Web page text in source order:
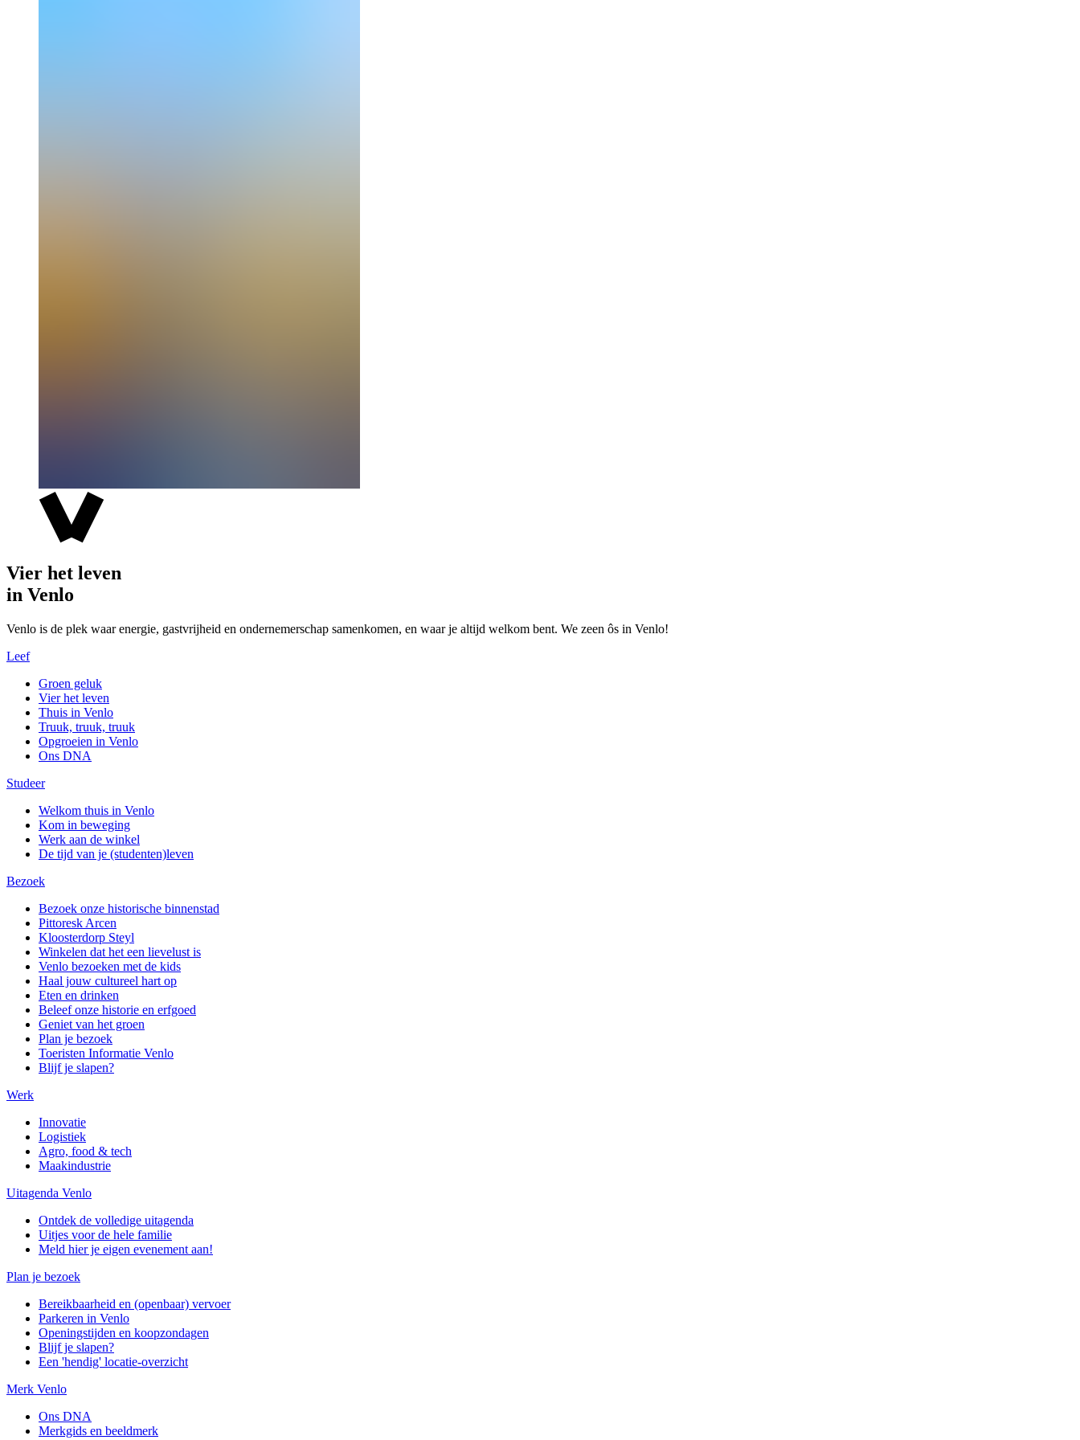
Vier het leven
in Venlo
Venlo is de plek waar energie, gastvrijheid en ondernemerschap samenkomen, en waar je altijd welkom bent. We zeen ôs in Venlo!
Leef
Groen geluk
Vier het leven
Thuis in Venlo
Truuk, truuk, truuk
Opgroeien in Venlo
Ons DNA
Studeer
Welkom thuis in Venlo
Kom in beweging
Werk aan de winkel
De tijd van je (studenten)leven
Bezoek
Bezoek onze historische binnenstad
Pittoresk Arcen
Kloosterdorp Steyl
Winkelen dat het een lievelust is
Venlo bezoeken met de kids
Haal jouw cultureel hart op
Eten en drinken
Beleef onze historie en erfgoed
Geniet van het groen
Plan je bezoek
Toeristen Informatie Venlo
Blijf je slapen?
Werk
Innovatie
Logistiek
Agro, food & tech
Maakindustrie
Uitagenda Venlo
Ontdek de volledige uitagenda
Uitjes voor de hele familie
Meld hier je eigen evenement aan!
Plan je bezoek
Bereikbaarheid en (openbaar) vervoer
Parkeren in Venlo
Openingstijden en koopzondagen
Blijf je slapen?
Een 'hendig' locatie-overzicht
Merk Venlo
Ons DNA
Merkgids en beeldmerk